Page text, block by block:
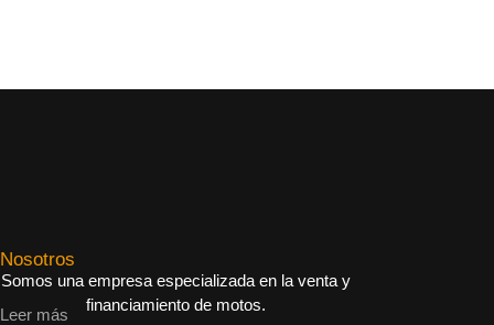
Nosotros
Somos una empresa especializada en la venta y
financiamiento de motos.
Leer más